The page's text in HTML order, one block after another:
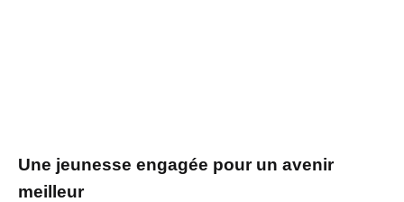
Une jeunesse engagée pour un avenir
meilleur